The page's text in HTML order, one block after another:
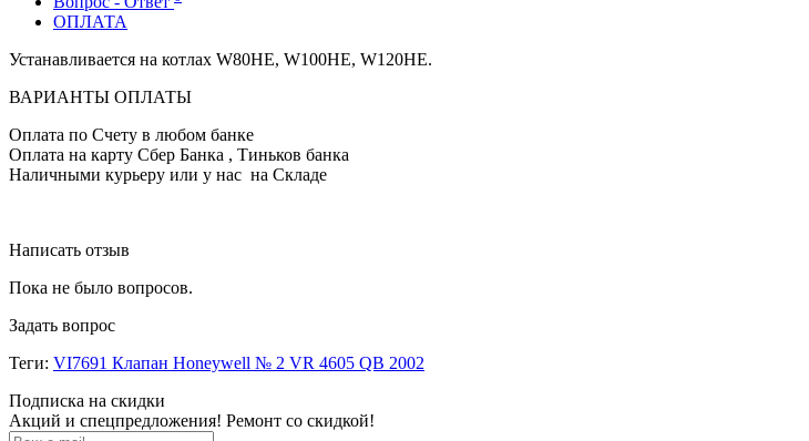
ОПЛАТА
Устанавливается на котлах W80HE, W100HE, W120HE.
ВАРИАНТЫ ОПЛАТЫ
Оплата по Счету в любом банке
Оплата на карту Сбер Банка , Тиньков банка
Наличными курьеру или у нас на Складе
Написать отзыв
Пока не было вопросов.
Задать вопрос
Теги: VI7691 Клапан Honeywell № 2 VR 4605 QB 2002
Подписка на скидки
Акций и спецпредложения! Ремонт со скидкой!